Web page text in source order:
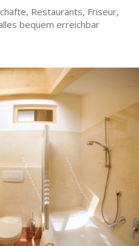
Restaurants, Friseur,
bequem erreichbar